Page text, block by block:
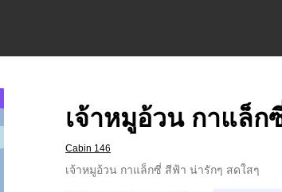
เจ้าหมูอ้วน กาแล็ก
Cabin 146
เจ้าหมูอ้วน กาแล็กซี่ สีฟ้า น่ารักๆ สดใสๆ